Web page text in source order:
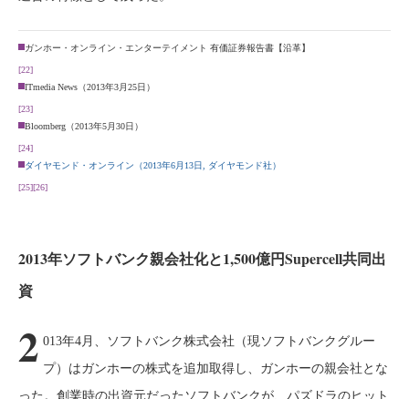
ガンホー・オンライン・エンターテイメント 有価証券報告書【沿革】
[22]
ITmedia News（2013年3月25日）
[23]
Bloomberg（2013年5月30日）
[24]
ダイヤモンド・オンライン（2013年6月13日, ダイヤモンド社）
[25][26]
2013年ソフトバンク親会社化と1,500億円Supercell共同出
資
2 013年4月、ソフトバンク株式会社（現ソフトバンクグルー
プ）はガンホーの株式を追加取得し、ガンホーの親会社とな
った。創業時の出資元だったソフトバンクが、パズドラのヒット